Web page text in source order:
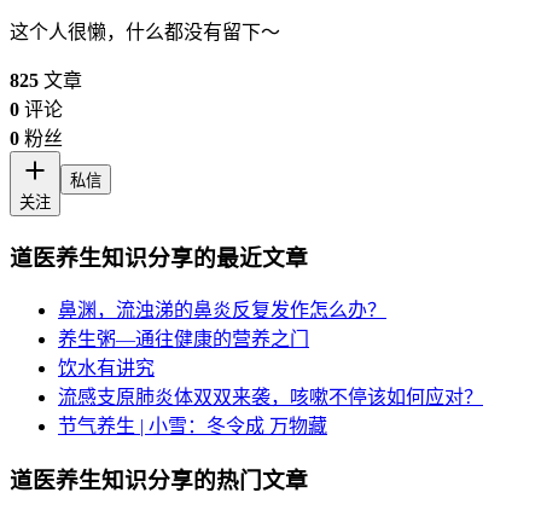
这个人很懒，什么都没有留下～
825 文章
0 评论
0 粉丝
关注
私信
道医养生知识分享的最近文章
鼻渊，流浊涕的鼻炎反复发作怎么办？
养生粥—通往健康的营养之门
饮水有讲究
流感支原肺炎体双双来袭，咳嗽不停该如何应对？
节气养生 | 小雪：冬令成 万物藏
道医养生知识分享的热门文章